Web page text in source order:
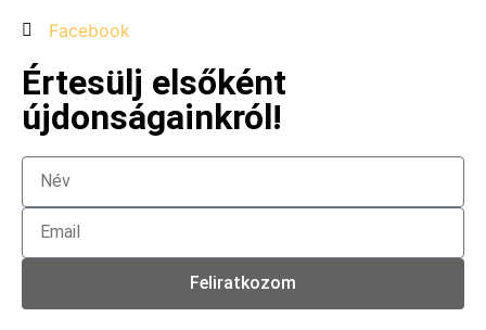
Facebook
Értesülj elsőként
újdonságainkról!
Feliratkozom